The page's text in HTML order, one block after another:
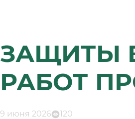
ЗАЩИТЫ
РАБОТ
9 июня 2026 120